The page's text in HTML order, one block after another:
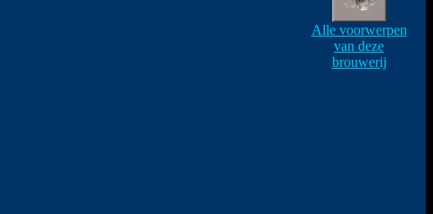
Alle voorwerpen
van deze
brouwerij